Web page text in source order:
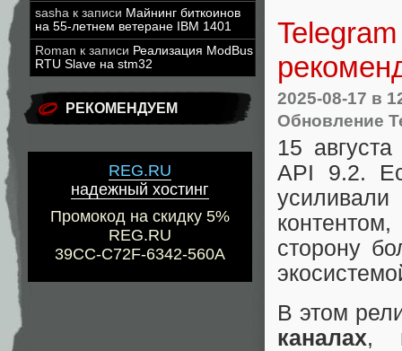
sasha к записи Майнинг биткоинов
на 55-летнем ветеране IBM 1401
Roman к записи Реализация ModBus
RTU Slave на stm32
РЕКОМЕНДУЕМ
REG.RU
надежный хостинг
Промокод на скидку 5%
REG.RU
39CC-C72F-6342-560A
2025-08-17 в
Обновление
15
API 9.2.
сторону
В этом
каналах,